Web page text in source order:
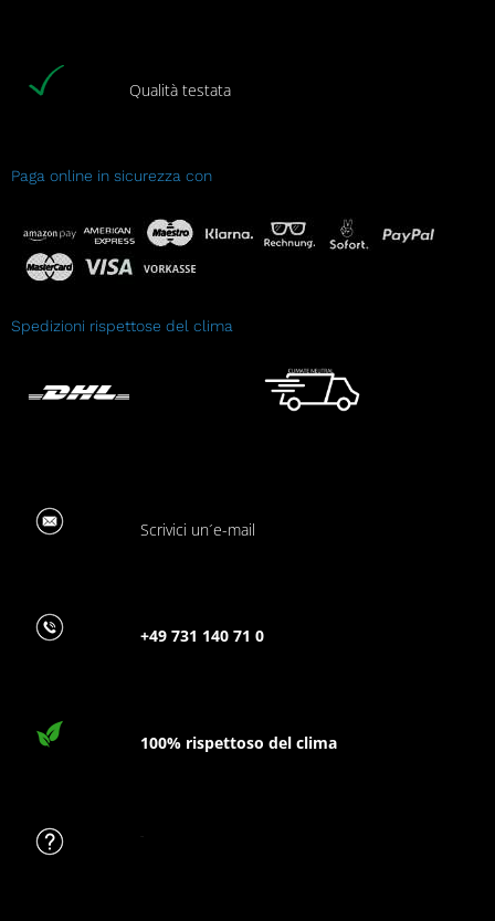
Qualità testata
Paga online in sicurezza con
Spedizioni rispettose del clima
Scrivici un´e-mail
+49 731 140 71 0
100% rispettoso del clima